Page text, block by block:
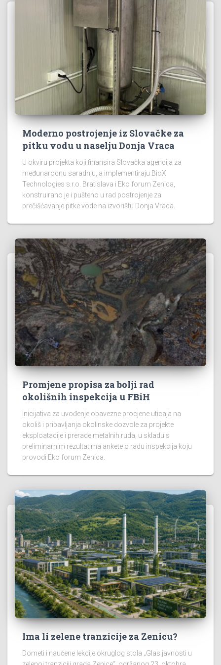
Moderno postrojenje iz Slovačke za
pitku vodu u naselju Donja Vraca
U okviru projekta koji finansira Slovačka agencija za
međunarodnu saradnju, a implementiraju BioX
Technologies s.r.o. Bratislava i Eko forum Zenica,
konstruirano je i pušteno u rad postrojenje za
prečišćavanje pitke vode na izvorištu Donja Vraca.
Promjene propisa za bolji rad
okolišnih inspekcija u FBiH
Inicijativa za uvođenje obavezne procjene uticaja na
okoliš i pribavljanja okolinske dozvole za projekte
eksploatacije i prerade metalnih ruda, u skladu s
preliminarnim rezultatima ankete o radu inspekcija koju
provodi Eko forum Zenica.
Ima li zelene tranzicije za Zenicu?
Dometi i naučene lekcije okruglog stola „Glas javnosti u